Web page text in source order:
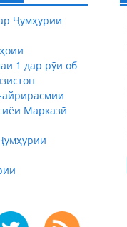
Ҷумҳурии
1 дар рӯи об
Марказӣ